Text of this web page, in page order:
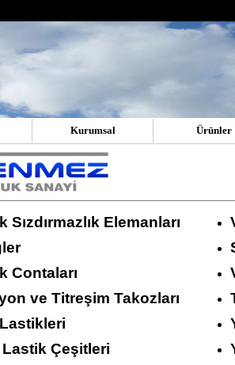
Kurumsal Ürünler
Sızdırmazlık Elemanları
Contaları
ve Titreşim Takozları
Çeşitleri